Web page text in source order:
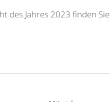
des Jahres 2023 finden Sie